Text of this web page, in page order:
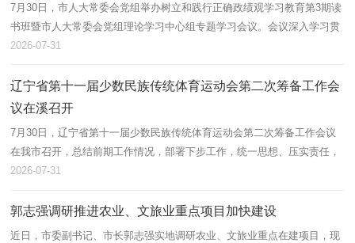
7月30日，市人大常委会党组举办树立和践行正确政绩观学习教育第3期读
书班暨市人大常委会党组理论学习中心组专题学习会议。会议深入学习贯
彻习近平党建思想和习近平总书记在庆祝中国共产党成立105周年大会上
2026-07-31
辽宁省第十一届少数民族传统体育运动会第二次筹备工作会
议在溪召开
7月30日，辽宁省第十一届少数民族传统体育运动会第二次筹备工作会议
在我市召开，总结前期工作情况，部署下步工作，统一思想、压实责任，
确保运动会筹办工作科学推进、精准发力、高效运行。 会议通报了运
2026-07-31
郭志强调研推进农业、文旅业重点项目加快建设
近日，市委副书记、市长郭志强实地调研农业、文旅业重点在建项目，现